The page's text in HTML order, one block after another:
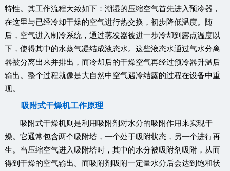
特性。其工作流程大致如下：潮湿的压缩空气首先进入预冷器，
在这里与已经冷却干燥的空气进行热交换，初步降低温度。随
后，空气进入制冷系统，通过蒸发器被进一步冷却到露点温度以
下，使得其中的水蒸气凝结成液态水。这些液态水通过气水分离
器被分离出来并排出，而冷却后的干燥空气再经过预冷器升温后
输出。整个过程就像是大自然中空气遇冷结露的过程在设备中重
现。
吸附式干燥机工作原理
吸附式干燥机则是利用吸附剂对水分的吸附作用来实现干
燥。它通常包含两个吸附塔，一个处于吸附状态，另一个进行再
生。当压缩空气进入吸附塔时，其中的水分被吸附剂吸附，从而
得到干燥的空气输出。而吸附剂吸附一定量水分后会达到饱和状